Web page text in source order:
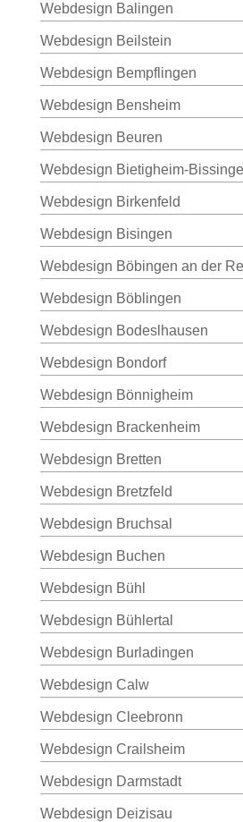
Webdesign Balingen
Webdesign Beilstein
Webdesign Bempflingen
Webdesign Bensheim
Webdesign Beuren
Webdesign Bietigheim-
Webdesign Birkenfeld
Webdesign Bisingen
Webdesign Böbingen an der
Webdesign Böblingen
Webdesign Bodeslhausen
Webdesign Bondorf
Webdesign Bönnigheim
Webdesign Brackenheim
Webdesign Bretten
Webdesign Bretzfeld
Webdesign Bruchsal
Webdesign Buchen
Webdesign Bühl
Webdesign Bühlertal
Webdesign Burladingen
Webdesign Calw
Webdesign Cleebronn
Webdesign Crailsheim
Webdesign Darmstadt
Webdesign Deizisau